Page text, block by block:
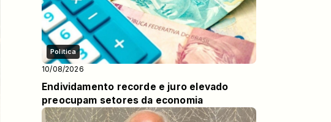
Politica
10/08/2026
Endividamento recorde e juro elevado
preocupam setores da economia